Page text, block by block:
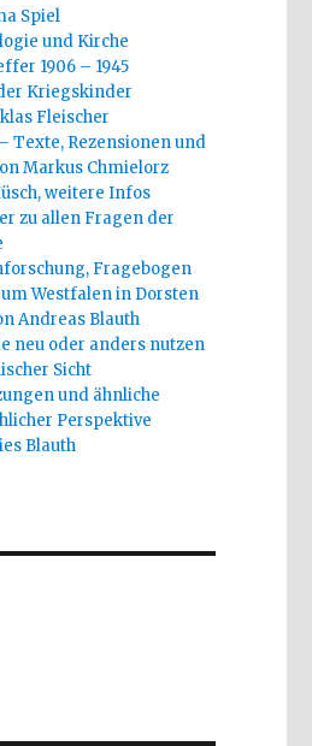
2018“
Spiel
und Kirche
1906 – 1945
Kriegskinder
Fleischer
Texte, Rezensionen und
Markus Chmielorz
weitere Infos
zu allen Fragen der
Fragebogen
Westfalen in Dorsten
Andreas Blauth
neu oder anders nutzen
Sicht
und ähnliche
Perspektive
Blauth